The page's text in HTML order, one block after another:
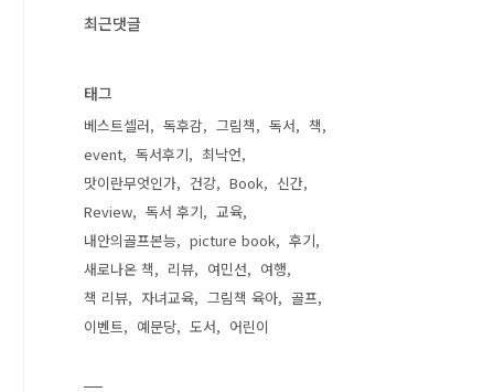
최근댓글
태그
베스트셀러 독후감 그림책 독서
책
event
독서후기
최낙언
맛이란무엇인가
건강 Book
신간
Review
독서 후기
교육
내안의골프본능
picture book
후기
새로나온 책
리뷰 여민선
여행
책 리뷰
자녀교육 그림책 육아
골프
이벤트
예문당 도서 어린이